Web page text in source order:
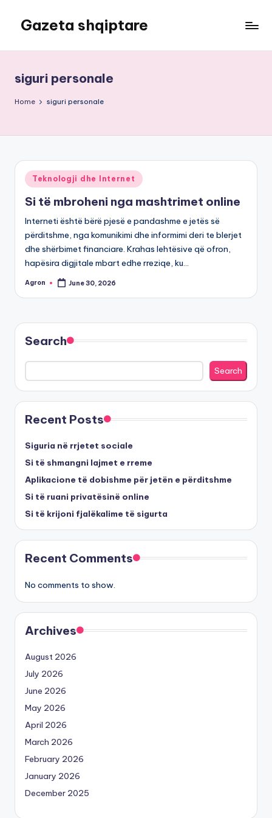
content
Gazeta shqiptare
siguri personale
Home siguri personale
Posted
in
Teknologji dhe Internet
Si të mbroheni nga mashtrimet online
Interneti është bërë pjesë e pandashme e jetës së
përditshme, nga komunikimi dhe informimi deri te blerjet
dhe shërbimet financiare. Krahas lehtësive që ofron,
hapësira digjitale mbart edhe rreziqe, ku…
Posted
Agron June 30, 2026
Search
Search
Recent Posts
Siguria në rrjetet sociale
Si të shmangni lajmet e rreme
Aplikacione të dobishme për jetën e përditshme
Si të ruani privatësinë online
Si të krijoni fjalëkalime të sigurta
Recent Comments
No comments to show.
Archives
August 2026
July 2026
June 2026
May 2026
April 2026
March 2026
February 2026
January 2026
December 2025